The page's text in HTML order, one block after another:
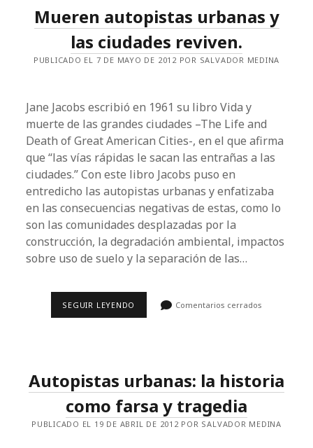
Mueren autopistas urbanas y
las ciudades reviven.
PUBLICADO EL 7 DE MAYO DE 2012 POR SALVADOR MEDINA
Jane Jacobs escribió en 1961 su libro Vida y
muerte de las grandes ciudades –The Life and
Death of Great American Cities-, en el que afirma
que “las vías rápidas le sacan las entrañas a las
ciudades.” Con este libro Jacobs puso en
entredicho las autopistas urbanas y enfatizaba
en las consecuencias negativas de estas, como lo
son las comunidades desplazadas por la
construcción, la degradación ambiental, impactos
sobre uso de suelo y la separación de las…
SEGUIR LEYENDO MUEREN
Comentarios cerrados
Autopistas urbanas: la historia
como farsa y tragedia
PUBLICADO EL 19 DE ABRIL DE 2012 POR SALVADOR MEDINA